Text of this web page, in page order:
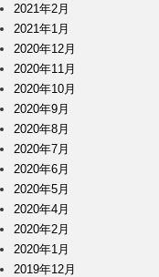
2021年2月
2021年1月
2020年12月
2020年11月
2020年10月
2020年9月
2020年8月
2020年7月
2020年6月
2020年5月
2020年4月
2020年2月
2020年1月
2019年12月